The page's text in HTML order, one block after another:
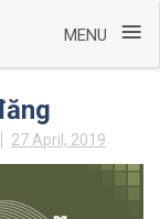
MENU ≡
27 April, 2019